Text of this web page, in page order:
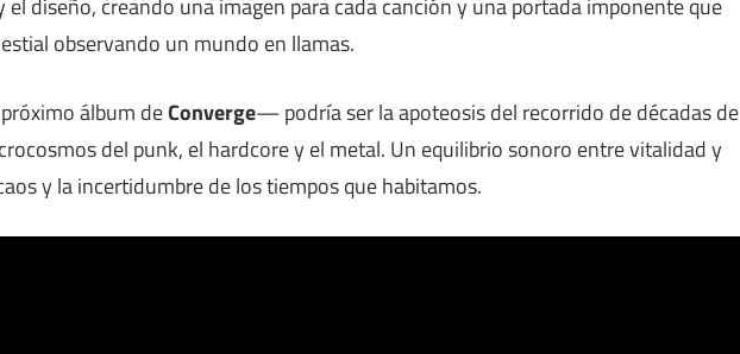
observando un mundo en llamas.
álbum deConverge— podría ser la apoteosis del recorrido de décadas de
del punk, el hardcore y el metal. Un equilibrio sonoro entre vitalidad y
y la incertidumbre de los tiempos que habitamos.